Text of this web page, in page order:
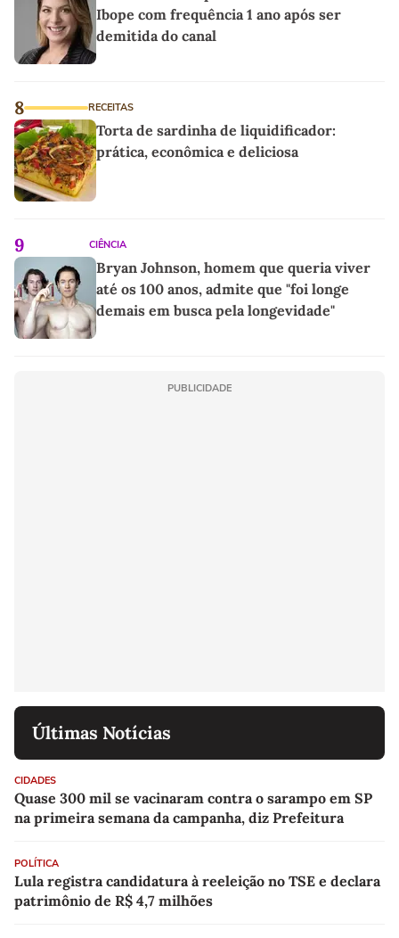
Ibope com frequência 1 ano após ser
demitida do canal
8 RECEITAS
Torta de sardinha de liquidificador:
prática, econômica e deliciosa
9 CIÊNCIA
Bryan Johnson, homem que queria viver
até os 100 anos, admite que "foi longe
demais em busca pela longevidade"
PUBLICIDADE
Últimas Notícias
CIDADES
Quase 300 mil se vacinaram contra o sarampo em SP
na primeira semana da campanha, diz Prefeitura
POLÍTICA
Lula registra candidatura à reeleição no TSE e declara
patrimônio de R$ 4,7 milhões